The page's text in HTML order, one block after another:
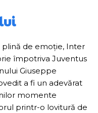
de emoție, Inter
împotriva Juventus
Giuseppe
a fi un adevărat
momente
printr-o lovitură de